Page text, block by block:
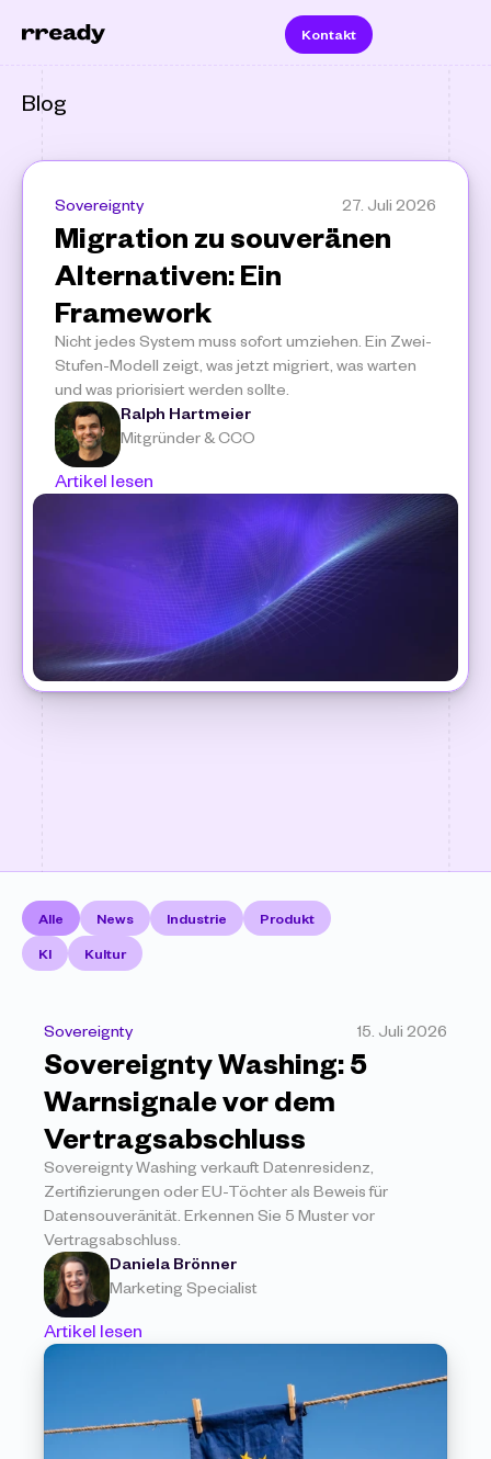
Kontakt
Blog
Sovereignty 27. Juli 2026
Migration zu souveränen
Alternativen: Ein
Framework
Nicht jedes System muss sofort umziehen. Ein Zwei-
Stufen-Modell zeigt, was jetzt migriert, was warten
und was priorisiert werden sollte.
Ralph Hartmeier
Mitgründer & CCO
Artikel lesen
Alle News Industrie
Produkt
KI
Kultur
Sovereignty 15. Juli 2026
Sovereignty Washing: 5
Warnsignale vor dem
Vertragsabschluss
Sovereignty Washing verkauft Datenresidenz,
Zertifizierungen oder EU-Töchter als Beweis für
Datensouveränität. Erkennen Sie 5 Muster vor
Vertragsabschluss.
Daniela Brönner
Marketing Specialist
Artikel lesen